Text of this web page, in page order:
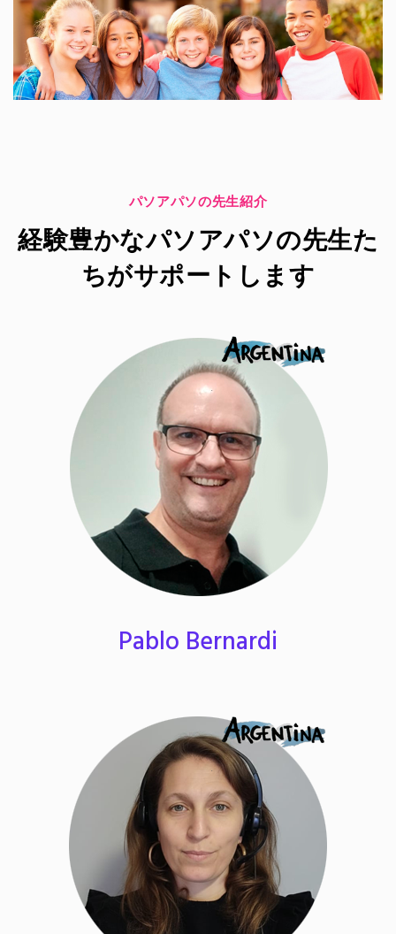
パソアパソの先生紹介
経験豊かなパソアパソの先生た
ちがサポートします
Pablo Bernardi